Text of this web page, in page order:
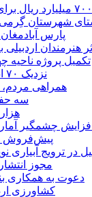
شهرستان
پارس آبادمغان ۸۵ درصد بذر ذرت کشور را تامین می کند
۴۵ اثر هنرمندان
تکمیل پروژه ناحیه
نزدیک ۷۰ انشعاب غیرمجاز برق در اردبیل برچیده شد
همراهی مردم،
سه
۸۰
افزایش چشمگیر آمار
پیش‌فروش
در ترویج
مجوز
دعوت به همکاری
کشاورزی